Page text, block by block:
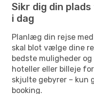
Sikr dig din
i dag
Planlæg din rejse
skal blot vælge dine
bedste muligheder
hoteller eller billeje
skjulte gebyrer – kun
booking.